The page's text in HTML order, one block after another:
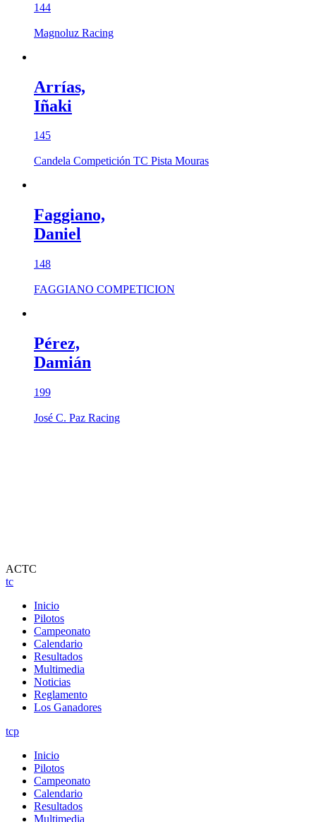
144
Magnoluz Racing
Arrías,
Iñaki
145
Candela Competición TC Pista Mouras
Faggiano,
Daniel
148
FAGGIANO COMPETICION
Pérez,
Damián
199
José C. Paz Racing
ACTC
tc
Inicio
Pilotos
Campeonato
Calendario
Resultados
Multimedia
Noticias
Reglamento
Los Ganadores
tcp
Inicio
Pilotos
Campeonato
Calendario
Resultados
Multimedia